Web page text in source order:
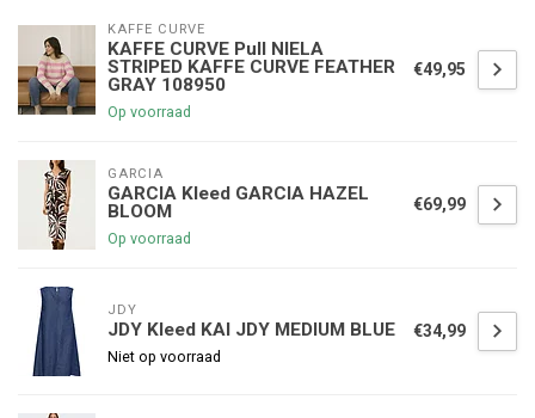
KAFFE CURVE
KAFFE CURVE Pull NIELA
STRIPED KAFFE CURVE FEATHER
GRAY 108950
Op voorraad
€49,95
GARCIA
GARCIA Kleed GARCIA HAZEL
BLOOM
Op voorraad
€69,99
JDY
JDY Kleed KAI JDY MEDIUM BLUE
Niet op voorraad
€34,99